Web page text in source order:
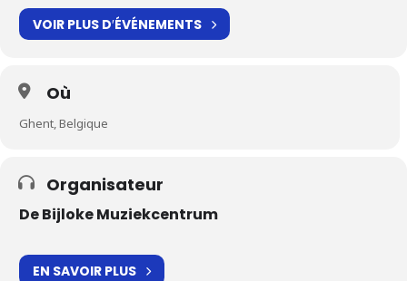
VOIR PLUS D′ÉVÉNEMENTS
Où
Ghent, Belgique
Organisateur
De Bijloke Muziekcentrum
EN SAVOIR PLUS